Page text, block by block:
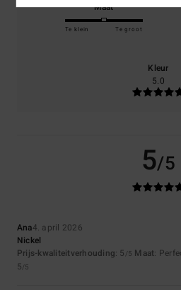
Maat
Te klein Te groot
Kleur
5.0
5/5
Ana4. april 2026
Nickel
Prijs-kwaliteitverhouding: 5 /5 Maat:
5/5